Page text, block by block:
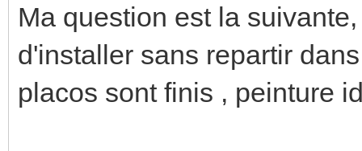
Ma question est la
d'installer sans repartir
placos sont finis , peinture